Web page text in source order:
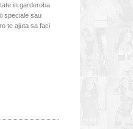
in garderoba
speciale sau
te ajuta sa faci